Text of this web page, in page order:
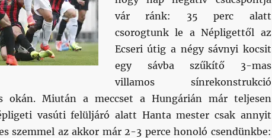
vár ránk: 35 perc alatt
csorogtunk le a Népligettől az
Ecseri útig a négy sávnyi kocsit
egy sávba szűkítő 3-mas
villamos sínrekonstrukció
okán. Miután a meccset a Hungárián már teljesen
vasúti felüljáró alatt Hanta mester csak annyit
szemmel az akkor már 2-3 perce honoló csendünkbe: